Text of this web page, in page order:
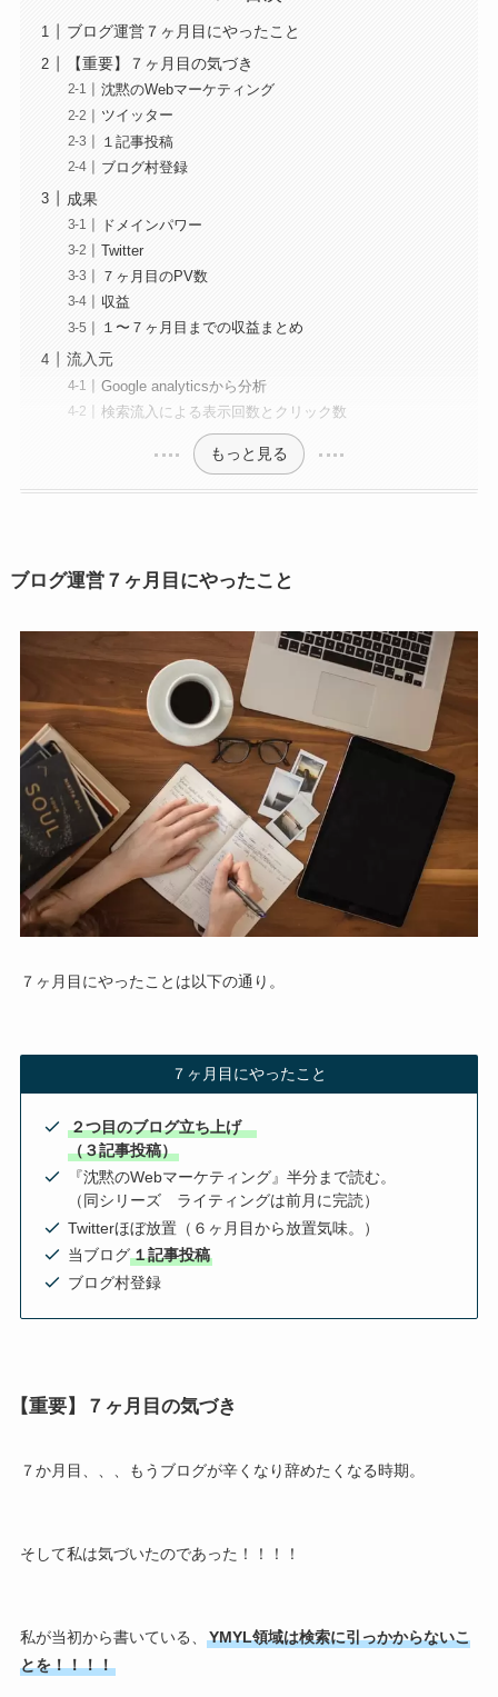
ブログ運営７ヶ月目にやったこと
【重要】７ヶ月目の気づき
沈黙のWebマーケティング
ツイッター
１記事投稿
ブログ村登録
成果
ドメインパワー
Twitter
７ヶ月目のPV数
収益
１〜７ヶ月目までの収益まとめ
流入元
Google analyticsから分析
検索流入による表示回数とクリック数
もっと見る
ブログ運営７ヶ月目にやったこと
７ヶ月目にやったことは以下の通り。
７ヶ月目にやったこと
２つ目のブログ立ち上げ
（３記事投稿）
『沈黙のWebマーケティング』半分まで読む。
（同シリーズ ライティングは前月に完読）
Twitterほぼ放置（６ヶ月目から放置気味。）
当ブログ１記事投稿
ブログ村登録
【重要】７ヶ月目の気づき
７か月目、、、もうブログが辛くなり辞めたくなる時期。
そして私は気づいたのであった！！！！
私が当初から書いている、
YMYL領域は検索に引っかからないこ
とを！！！！